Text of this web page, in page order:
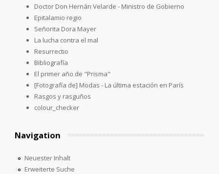
Doctor Don Hernán Velarde - Ministro de Gobierno
Epitalamio regio
Señorita Dora Mayer
La lucha contra el mal
Resurrectio
Bibliografía
El primer año de "Prisma"
[Fotografía de] Modas - La última estación en París
Rasgos y rasguños
colour_checker
Navigation
Neuester Inhalt
Erweiterte Suche